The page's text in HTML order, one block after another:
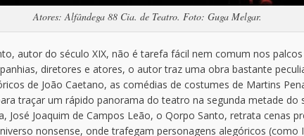
Atores: Alfândega 88 Cia. de Teatro. Foto: Guga Melgar.
autor do século XIX, não é tarefa fácil nem comum nos
diretores e atores, o autor traz uma obra bastante
de João Caetano, as comédias de costumes de Martins
traçar um rápido panorama do teatro na segunda metade do
José Joaquim de Campos Leão, o Qorpo Santo, retrata cenas
nonsense, onde trafegam personagens alegóricos